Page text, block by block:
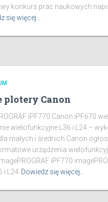
konkurs prac naukowych
się więcej…
plotery Canon
iPF770 Canon iPF670
wielofunkcyjne L36 i L24 –
małych i średnich Canon
urządzenia
iPF770
i L24 Dowiedz się więcej…